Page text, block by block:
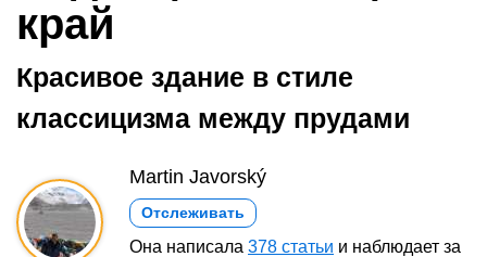
край
Красивое здание в стиле
классицизма между прудами
Martin Javorský
Отслеживать
Она написала 378 статьи и наблюдает за